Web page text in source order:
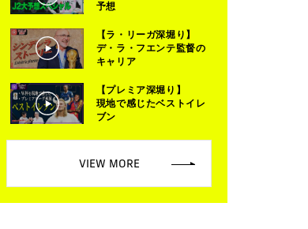
予想
【ラ・リーガ深堀り】
デ・ラ・フエンテ監督の
キャリア
【プレミア深堀り】
現地で感じたベストイレ
ブン
VIEW MORE